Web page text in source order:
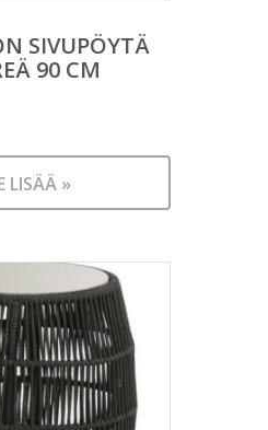
SIVUPÖYTÄ
90 CM
LISÄÄ »